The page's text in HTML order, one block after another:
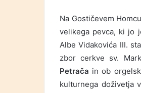
Na Gostičevem
velikega pevca, ki jo
Albe Vidakovića III.
zbor cerkve sv.
Petrača in ob
kulturnega doživetja